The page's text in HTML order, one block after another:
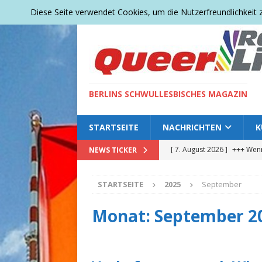
BERLINS SCHWULLESBISCHES MAGAZIN
STARTSEITE NACHRICHTEN
NEWS TICKER [ 7. August 2026 ] +++
[ 7. August 2026 ] +++
Zeichen für Vielfalt setzen
[ 5. August 2026 ]
STARTSEITE 2025 September
Monat: September
Diese Seite verwendet Cookies, um die